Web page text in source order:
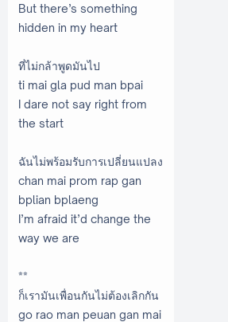
But there’s something
hidden in my heart
ที่ไม่กล้าพูดมันไป
ti mai gla pud man bpai
I dare not say right from
the start
ฉันไม่พร้อมรับการเปลี่ยนแปลง
chan mai prom rap gan
bplian bplaeng
I’m afraid it’d change the
way we are
**
ก็เรามันเพื่อนกันไม่ต้องเลิกกัน
go rao man peuan gan mai